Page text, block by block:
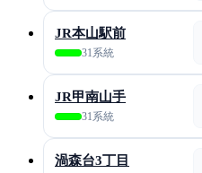
JR本山駅前
31系統
JR甲南山手
31系統
渦森台3丁目